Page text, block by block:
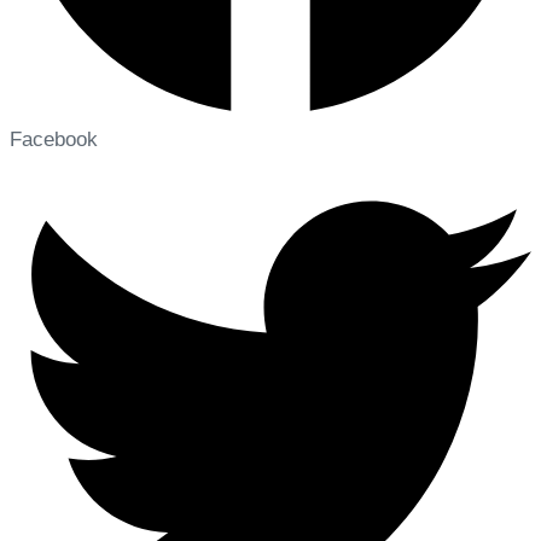
Facebook